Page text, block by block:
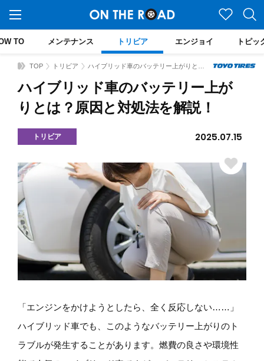
TO メンテナンス トリビア エンジョイ トピッ
TOP トリビア
ハイブリッド車のバッテリー上が
りとは？原因と対処法を解説！
トリビア 2025.07.15
「エンジンをかけようとしたら、全く反応しない……」
ハイブリッド車でも、このようなバッテリー上がりのト
ラブルが発生することがあります。燃費の良さや環境性